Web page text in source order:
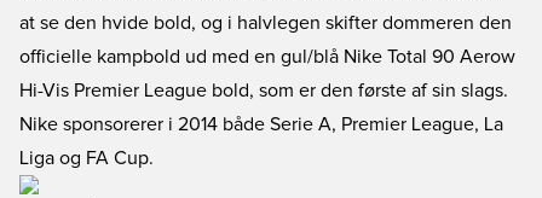
at se den hvide bold, og i halvlegen skifter dommeren den
officielle kampbold ud med en gul/blå Nike Total 90 Aerow
Hi-Vis Premier League bold, som er den første af sin slags.
Nike sponsorerer i 2014 både Serie A, Premier League, La
Liga og FA Cup.